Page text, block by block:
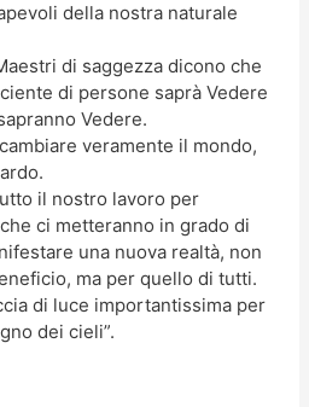
della nostra naturale
di saggezza dicono che
di persone saprà Vedere
Vedere.
veramente il mondo,
il nostro lavoro per
ci metteranno in grado di
una nuova realtà, non
ma per quello di tutti.
di luce importantissima per
dei cieli”.